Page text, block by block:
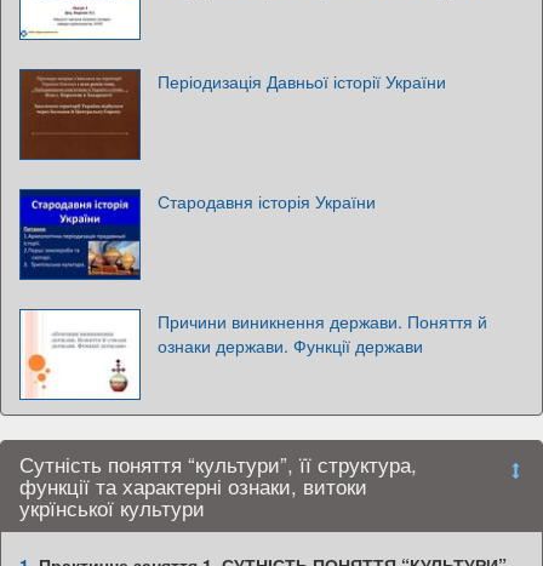
Періодизація Давньої історії України
Стародавня історія України
Причини виникнення держави. Поняття й
ознаки держави. Функції держави
Сутність поняття “культури”, її структура,
функції та характерні ознаки, витоки
укрїнської культури